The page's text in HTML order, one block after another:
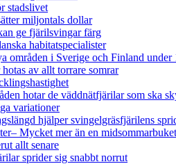
stadslivet
miljontals dollar
ge fjärilsvingar färg
habitatspecialister
områden i Sverige och Finland under
av allt torrare somrar
hotar de väddnätfjärilar som ska
variationer
hjälper svingelgräsfjärilens
Mycket mer än en
allt senare
sprider sig snabbt norrut